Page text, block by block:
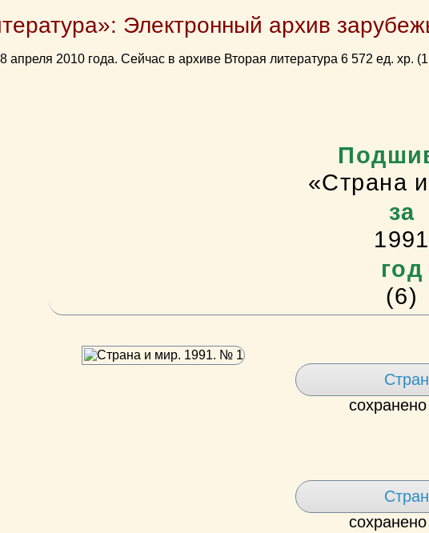
Электронный архив
апреля 2010 года. Сейчас в архиве Вторая литература 6 572 ед. хр.
«Страна
за
1991
год
(6)